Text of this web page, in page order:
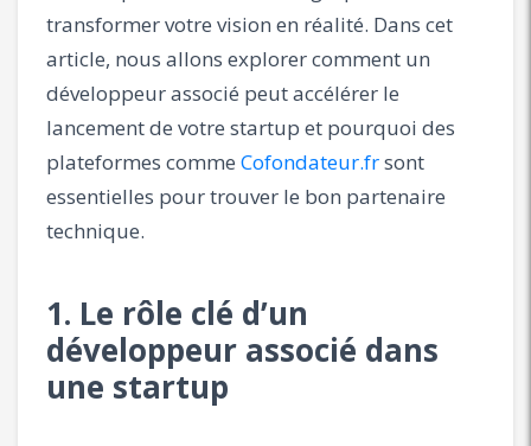
transformer votre vision en réalité. Dans cet
article, nous allons explorer comment un
développeur associé peut accélérer le
lancement de votre startup et pourquoi des
plateformes comme Cofondateur.frsont
essentielles pour trouver le bon partenaire
technique.
1. Le rôle clé d’un
développeur associé dans
une startup